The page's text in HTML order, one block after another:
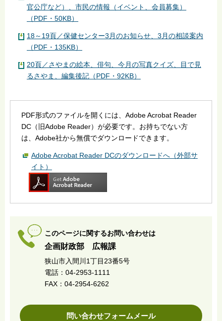
官公庁など）、市民の情報（イベント、会員募集）
（PDF・50KB）
18～19頁／保健センター3月のお知らせ、3月の相談案内
（PDF・135KB）
20頁／さやまの絵本、俳句、今月の写真クイズ、目で見
るさやま、編集後記（PDF・92KB）
PDF形式のファイルを開くには、Adobe Acrobat Reader
DC（旧Adobe Reader）が必要です。お持ちでない方
は、Adobe社から無償でダウンロードできます。
Adobe Acrobat Reader DCのダウンロードへ（外部サ
イト）
このページに関するお問い合わせは
企画財政部 広報課
狭山市入間川1丁目23番5号
電話：04-2953-1111
FAX：04-2954-6262
問い合わせフォームメール